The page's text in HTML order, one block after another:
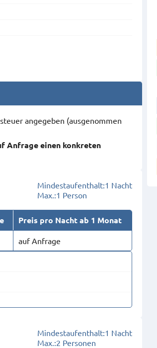
angegeben (ausgenommen
Anfrage einen konkreten
Mindestaufenthalt:1 Nacht
Max.:1 Person
Preis pro Nacht ab 1 Monat
auf Anfrage
Mindestaufenthalt:1 Nacht
Max.:2 Personen